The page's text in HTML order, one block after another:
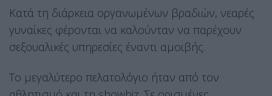
Κατά τη διάρκεια οργανωμένων βραδιών, νεαρές
γυναίκες φέρονται να καλούνταν να παρέχουν
σεξουαλικές υπηρεσίες έναντι αμοιβής.
Το μεγαλύτερο πελατολόγιο ήταν από τον